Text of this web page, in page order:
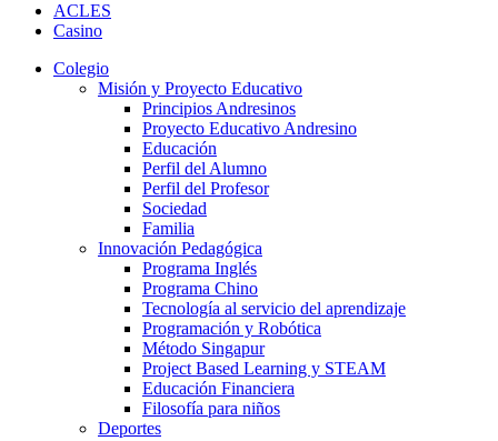
ACLES
Casino
Colegio
Misión y Proyecto Educativo
Principios Andresinos
Proyecto Educativo Andresino
Educación
Perfil del Alumno
Perfil del Profesor
Sociedad
Familia
Innovación Pedagógica
Programa Inglés
Programa Chino
Tecnología al servicio del aprendizaje
Programación y Robótica
Método Singapur
Project Based Learning y STEAM
Educación Financiera
Filosofía para niños
Deportes